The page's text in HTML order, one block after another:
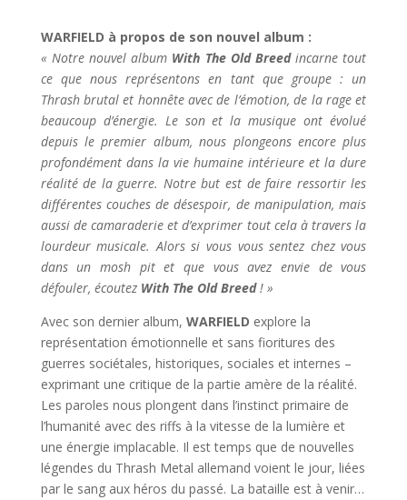
WARFIELD à propos de son nouvel album :
« Notre nouvel album With The Old Breed incarne tout
ce que nous représentons en tant que groupe : un
Thrash brutal et honnête avec de l’émotion, de la rage et
beaucoup d’énergie. Le son et la musique ont évolué
depuis le premier album, nous plongeons encore plus
profondément dans la vie humaine intérieure et la dure
réalité de la guerre. Notre but est de faire ressortir les
différentes couches de désespoir, de manipulation, mais
aussi de camaraderie et d’exprimer tout cela à travers la
lourdeur musicale. Alors si vous vous sentez chez vous
dans un mosh pit et que vous avez envie de vous
défouler, écoutez With The Old Breed ! »
Avec son dernier album, WARFIELD explore la
représentation émotionnelle et sans fioritures des
guerres sociétales, historiques, sociales et internes –
exprimant une critique de la partie amère de la réalité.
Les paroles nous plongent dans l’instinct primaire de
l’humanité avec des riffs à la vitesse de la lumière et
une énergie implacable. Il est temps que de nouvelles
légendes du Thrash Metal allemand voient le jour, liées
par le sang aux héros du passé. La bataille est à venir…